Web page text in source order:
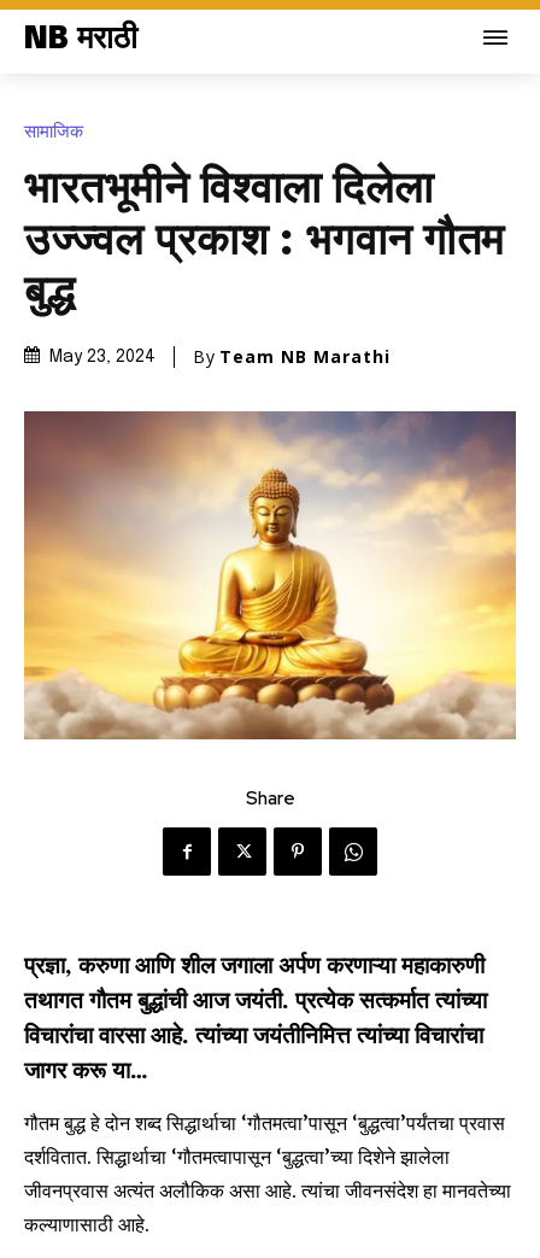
NB मराठी
सामाजिक
भारतभूमीने विश्वाला दिलेला
उज्ज्वल प्रकाश : भगवान गौतम
बुद्ध
May 23, 2024 By Team NB Marathi
Share
प्रज्ञा, करुणा आणि शील जगाला अर्पण करणाऱ्या महाकारुणी
तथागत गौतम बुद्धांची आज जयंती. प्रत्येक सत्कर्मात त्यांच्या
विचारांचा वारसा आहे. त्यांच्या जयंतीनिमित्त त्यांच्या विचारांचा
जागर करू या…
गौतम बुद्ध हे दोन शब्द सिद्धार्थाचा ‘गौतमत्वा’पासून ‘बुद्धत्वा’पर्यंतचा प्रवास
दर्शवितात. सिद्धार्थाचा ‘गौतमत्वापासून ‘बुद्धत्वा’च्या दिशेने झालेला
जीवनप्रवास अत्यंत अलौकिक असा आहे. त्यांचा जीवनसंदेश हा मानवतेच्या
कल्याणासाठी आहे.